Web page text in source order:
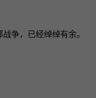
争，已经绰绰有余。